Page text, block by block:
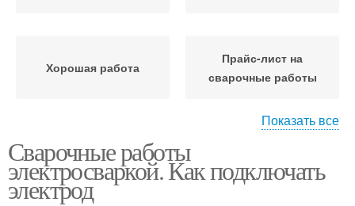
Хорошая работа
Прайс-лист на
сварочные работы
Расценки на сварочные
работы
Показать все
Сварочные работы
электросваркой. Как подключать
электрод